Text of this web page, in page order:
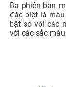
Ba phiên bản
đặc biệt là
bật so với các
với các sắc